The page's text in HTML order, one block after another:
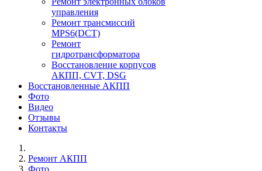
управления
Ремонт трансмиссий
MPS6(DCT)
Ремонт
гидротрансформатора
Восстановление корпусов
АКПП, CVT, DSG
Восстановленные АКПП
Фото
Видео
Отзывы
Контакты
Ремонт АКПП
Фото